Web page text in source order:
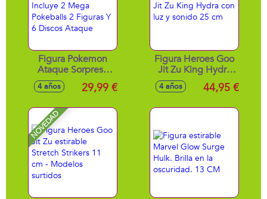
Figura Pokemon
Ataque Sorpresa
Incluye 2 Mega
Pokeballs 2 Figuras
4 años 29,99 €
Figura Heroes Goo
Jit Zu King Hydra
con luz y sonido 25
4 años 44,95 €
NOVEDAD